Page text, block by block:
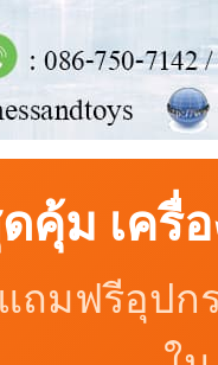
คุ้ม เครื่
แถมฟรีอุป